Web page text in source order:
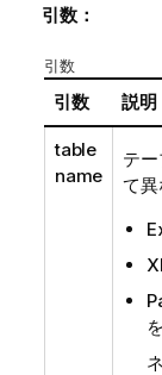
引数：
引数
引数 説明
table
name
テ
て異